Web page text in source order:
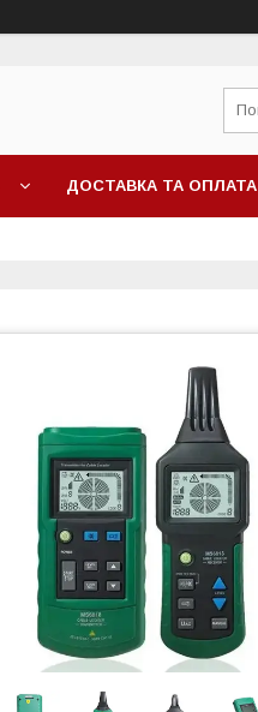
ДОСТАВКА ТА ОПЛАТА